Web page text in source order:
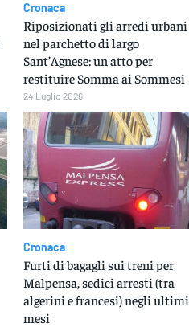
Cronaca
Riposizionati gli arredi urbani
nel parchetto di largo
Sant’Agnese: un atto per
restituire Somma ai Sommesi
24 Luglio 2026
Cronaca
Furti di bagagli sui treni per
Malpensa, sedici arresti (tra
algerini e francesi) negli ultimi
mesi